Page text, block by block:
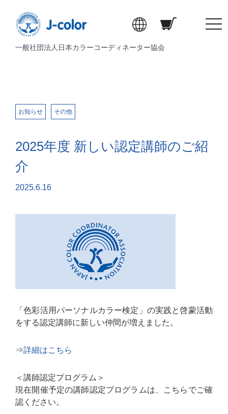
一般社団法人日本カラーコーディネーター協会
t
g
お知らせ その他
2025年度 新しい認定講師のご紹
介
2025.6.16
「色彩活用パーソナルカラー検定」の実践と啓蒙活動
をする認定講師に新しい仲間が増えました。
⇒詳細はこちら
＜講師認定プログラム＞
現在開催予定の講師認定プログラムは、こちらでご確
認ください。